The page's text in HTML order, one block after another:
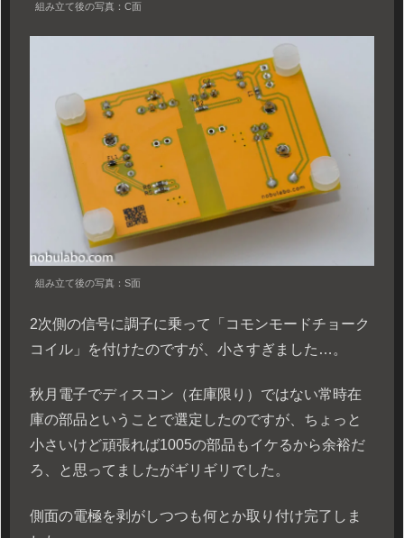
組み立て後の写真：C面
組み立て後の写真：S面
2次側の信号に調子に乗って「コモンモードチョーク
コイル」を付けたのですが、小さすぎました…。
秋月電子でディスコン（在庫限り）ではない常時在
庫の部品ということで選定したのですが、ちょっと
小さいけど頑張れば1005の部品もイケるから余裕だ
ろ、と思ってましたがギリギリでした。
側面の電極を剥がしつつも何とか取り付け完了しま